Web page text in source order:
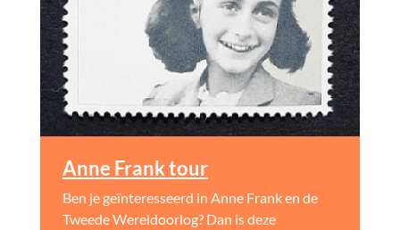
Anne Frank tour
Ben je geïnteresseerd in Anne Frank en de
Tweede Wereldoorlog? Dan is deze